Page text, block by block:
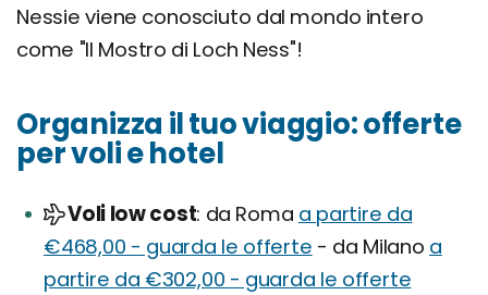
Nessie viene conosciuto dal mondo intero
come "Il Mostro di Loch Ness"!
Organizza il tuo viaggio: offerte
per voli e hotel
Voli low cost da Roma a partire da
€468,00 - guarda le offerte - da Milano a
partire da €302,00 - guarda le offerte